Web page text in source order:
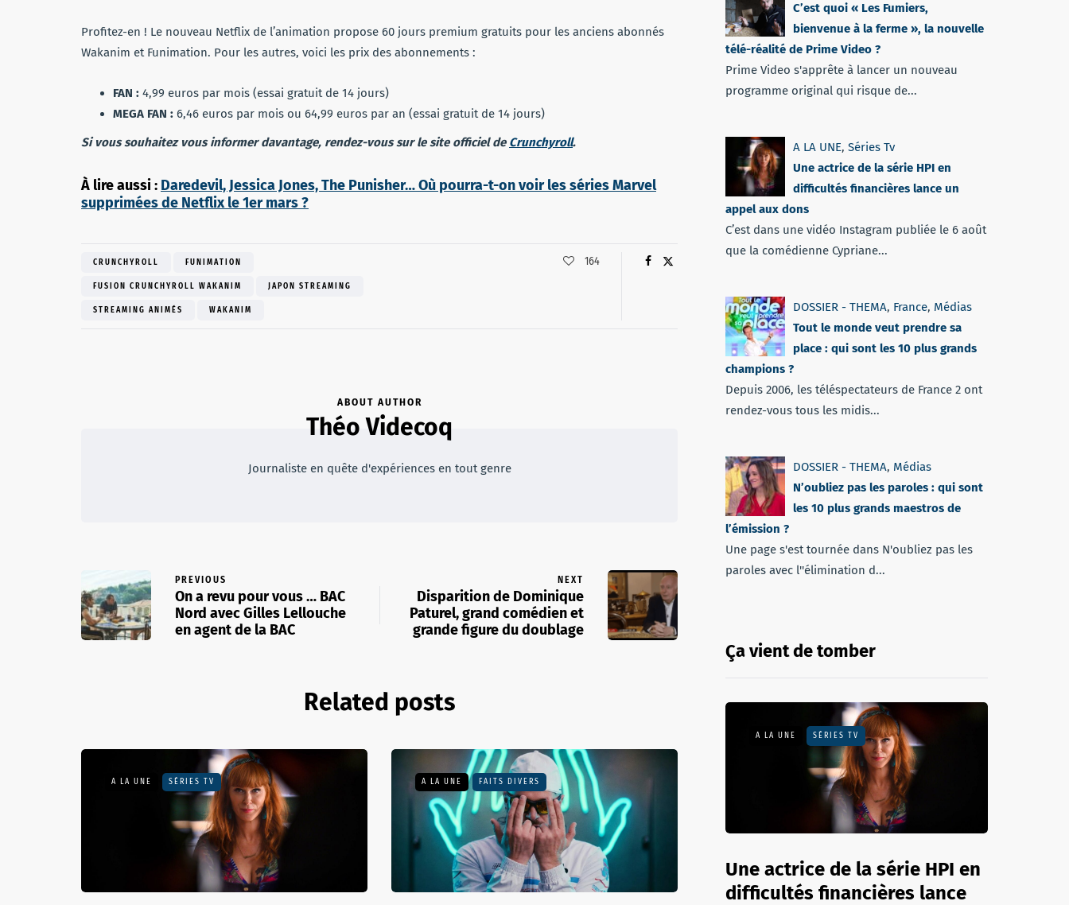
Profitez-en ! Le nouveau Netflix de l’animation propose 60 jours premium gratuits pour les anciens abonnés
Wakanim et Funimation. Pour les autres, voici les prix des abonnements :
FAN : 4,99 euros par mois (essai gratuit de 14 jours)
MEGA FAN : 6,46 euros par mois ou 64,99 euros par an (essai gratuit de 14 jours)
Si vous souhaitez vous informer davantage, rendez-vous sur le site officiel de Crunchyroll.
À lire aussi : Daredevil, Jessica Jones, The Punisher… Où pourra-t-on voir les séries Marvel
supprimées de Netflix le 1er mars ?
CRUNCHYROLL FUNIMATION
FUSION CRUNCHYROLL WAKANIM JAPON STREAMING
STREAMING ANIMÉS WAKANIM
164
ABOUT AUTHOR
Théo Videcoq
Journaliste en quête d'expériences en tout genre
PREVIOUS
On a revu pour vous … BAC
Nord avec Gilles Lellouche
en agent de la BAC
NEXT
Disparition de Dominique
Paturel, grand comédien et
grande figure du doublage
Related posts
A LA UNE SÉRIES TV A LA UNE FAITS DIVERS
C’est quoi « Les Fumiers,
bienvenue à la ferme », la nouvelle
télé-réalité de Prime Video ?
Prime Video s'apprête à lancer un nouveau
programme original qui risque de...
A LA UNE, Séries Tv
Une actrice de la série HPI en
difficultés financières lance un
appel aux dons
C’est dans une vidéo Instagram publiée le 6 août
que la comédienne Cypriane...
DOSSIER - THEMA, France, Médias
Tout le monde veut prendre sa
place : qui sont les 10 plus grands
champions ?
Depuis 2006, les téléspectateurs de France 2 ont
rendez-vous tous les midis...
DOSSIER - THEMA, Médias
N’oubliez pas les paroles : qui sont
les 10 plus grands maestros de
l’émission ?
Une page s'est tournée dans N'oubliez pas les
paroles avec l''élimination d...
Ça vient de tomber
A LA UNE SÉRIES TV
Une actrice de la série HPI en
difficultés financières lance